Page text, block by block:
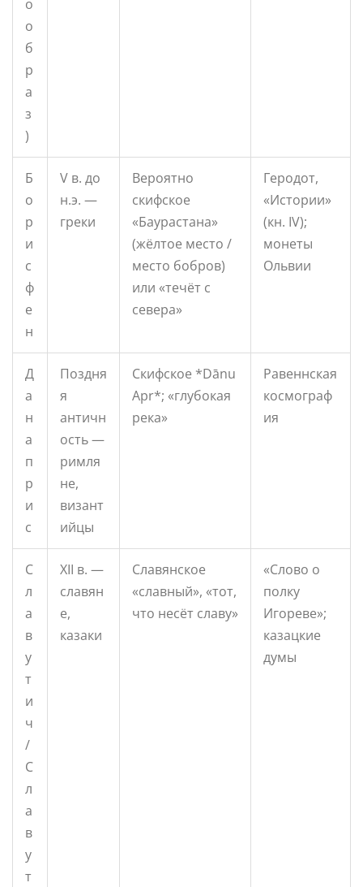
о
о
б
р
а
з
)
Б
о
р
и
с
ф
е
н
V в. до
н.э. —
греки
Вероятно
скифское
«Баурастана»
(жёлтое место /
место бобров)
или «течёт с
севера»
Геродот,
«Истории»
(кн. IV);
монеты
Ольвии
Д
а
н
а
п
р
и
с
Поздня
я
античн
ость —
римля
не,
визант
ийцы
Скифское *Dānu
Apr*; «глубокая
река»
Равеннская
космограф
ия
С
л
а
в
у
т
и
ч
/
С
л
а
в
у
т
XII в. —
славян
е,
казаки
Славянское
«славный», «тот,
что несёт славу»
«Слово о
полку
Игореве»;
казацкие
думы